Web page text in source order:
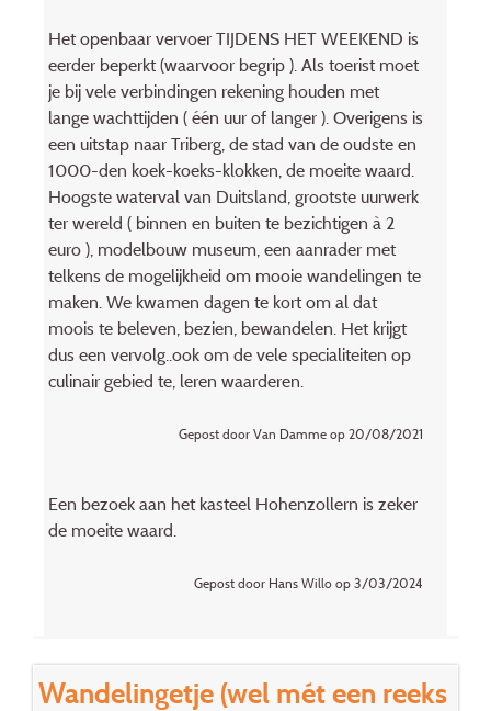
Het openbaar vervoer TIJDENS HET WEEKEND is
eerder beperkt (waarvoor begrip ). Als toerist moet
je bij vele verbindingen rekening houden met
lange wachttijden ( één uur of langer ). Overigens is
een uitstap naar Triberg, de stad van de oudste en
1000-den koek-koeks-klokken, de moeite waard.
Hoogste waterval van Duitsland, grootste uurwerk
ter wereld ( binnen en buiten te bezichtigen à 2
euro ), modelbouw museum, een aanrader met
telkens de mogelijkheid om mooie wandelingen te
maken. We kwamen dagen te kort om al dat
moois te beleven, bezien, bewandelen. Het krijgt
dus een vervolg..ook om de vele specialiteiten op
culinair gebied te, leren waarderen.
Gepost door Van Damme op 20/08/2021
Een bezoek aan het kasteel Hohenzollern is zeker
de moeite waard.
Gepost door Hans Willo op 3/03/2024
Wandelingetje (wel mét een reeks